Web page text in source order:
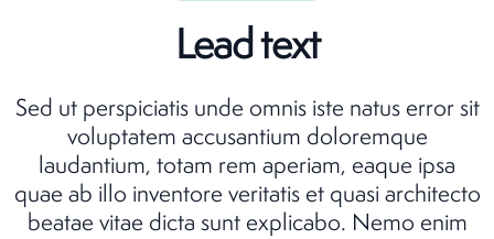
Lead text
Sed ut perspiciatis unde omnis iste natus error sit
voluptatem accusantium doloremque
laudantium, totam rem aperiam, eaque ipsa
quae ab illo inventore veritatis et quasi architecto
beatae vitae dicta sunt explicabo. Nemo enim